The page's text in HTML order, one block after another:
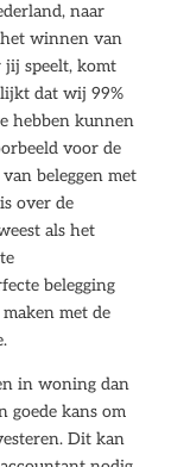
naar
het winnen van
jij speelt, komt
dat wij 99%
hebben kunnen
voor de
beleggen met
over de
als het
belegging
met de
in woning dan
goede kans om
Dit kan